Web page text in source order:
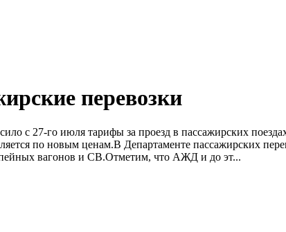
перевозки
с 27-го июля тарифы за проезд в пассажирских
по новым ценам.B Департаменте пассажирских
вагонов и СB.Отметим, что АЖД и до эт...